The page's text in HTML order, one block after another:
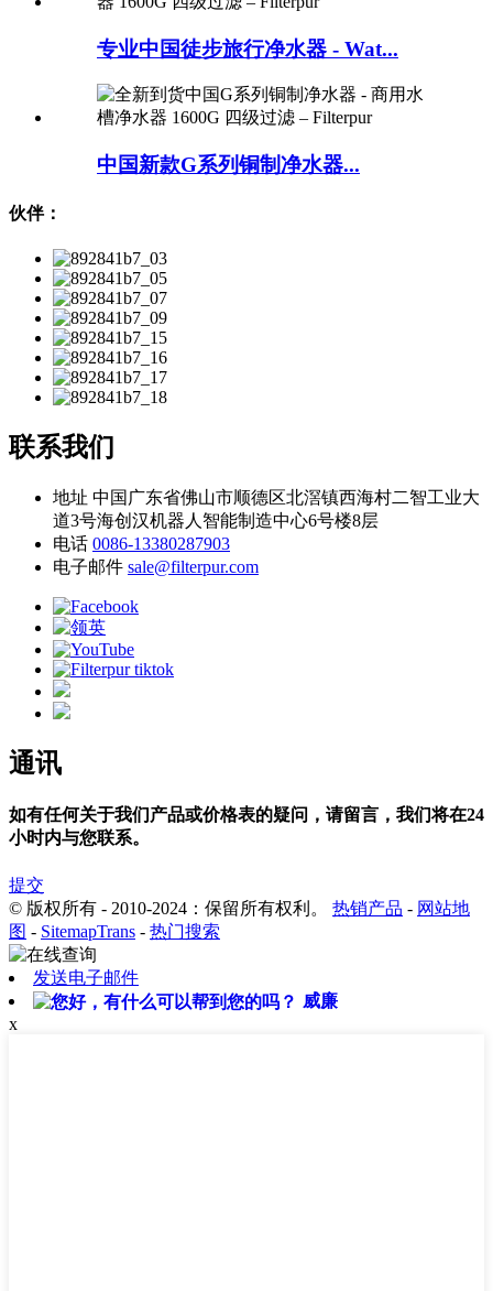
专业中国徒步旅行净水器 - Wat...
中国新款G系列铜制净水器...
伙伴：
联系我们
地址 中国广东省佛山市顺德区北滘镇西海村二智工业大
道3号海创汉机器人智能制造中心6号楼8层
电话 0086-13380287903
电子邮件 sale@filterpur.com
通讯
如有任何关于我们产品或价格表的疑问，请留言，我们将在24
小时内与您联系。
提交
© 版权所有 - 2010-2024：保留所有权利。 热销产品 - 网站地
图 - SitemapTrans - 热门搜索
发送电子邮件
威廉
x